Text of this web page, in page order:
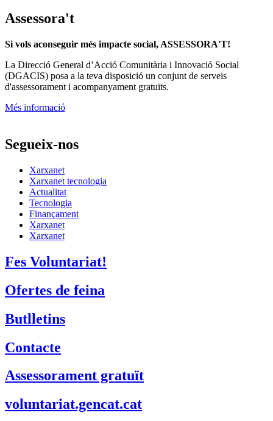
Assessora't
Si vols aconseguir més impacte social, ASSESSORA'T!
La Direcció General d’Acció Comunitària i Innovació Social
(DGACIS) posa a la teva disposició un conjunt de serveis
d'assessorament i acompanyament gratuïts.
Més informació
Segueix-nos
Xarxanet
Xarxanet tecnologia
Actualitat
Tecnologia
Finançament
Xarxanet
Xarxanet
Fes Voluntariat!
Ofertes de feina
Butlletins
Contacte
Assessorament gratuït
voluntariat.gencat.cat